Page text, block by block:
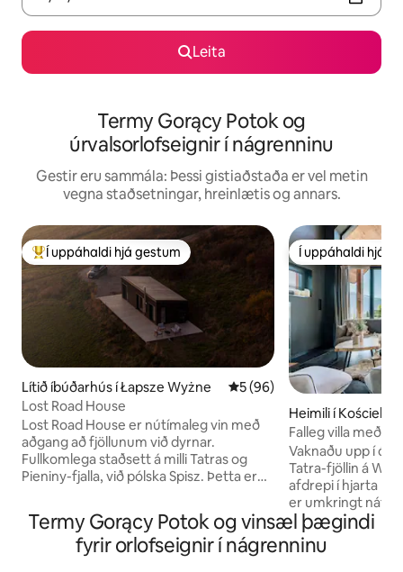
Leita
Termy Gorący Potok og
úrvalsorlofseignir í nágrenninu
Gestir eru sammála: Þessi gistiaðstaða er vel metin
vegna staðsetningar, hreinlætis og annars.
Í mestu uppáhaldi hjá gestum
Í uppáhaldi hjá gestum
Lítið íbúðarhús í Łapsze Wyżne 5 af 5 í meðaleinkunn, 96
5 (96)
Lost Road House
Lost Road House er nútímaleg vin með
aðgang að fjöllunum við dyrnar.
Fullkomlega staðsett á milli Tatras og
Pieniny-fjalla, við pólska Spisz. Þetta er
tengjast náttúrunni og fylgjast með
fjöllunum frá sólarupprás til sólarlags.
Stofan með eldhúsinu er fullbúin og allt
er til reiðu til að gista saman. Í hverju
Í uppáhaldi hjá
Í uppáhaldi hjá
Heimili í
Falleg villa með
svefnherbergi)
Vaknaðu upp í
Tatra-fjöllin á
afdrepi í hjarta
er umkringt
og býður upp á
svefnherbergi,
arineldstæði
Termy Gorący Potok og vinsæl þægindi
fyrir orlofseignir í nágrenninu